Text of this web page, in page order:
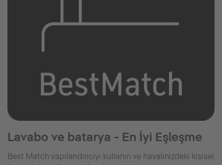
Lavabo ve batarya - En İyi Eşleşme
Best Match yapılandırıcıyı kullanın ve hayalinizdeki kişisel